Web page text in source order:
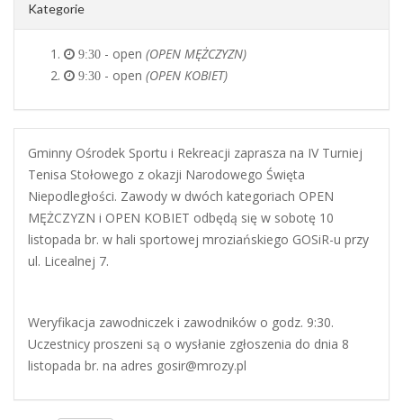
Kategorie
9:30 - open (OPEN MĘŻCZYZN)
9:30 - open (OPEN KOBIET)
Gminny Ośrodek Sportu i Rekreacji zaprasza na IV Turniej
Tenisa Stołowego z okazji Narodowego Święta
Niepodległości. Zawody w dwóch kategoriach OPEN
MĘŻCZYZN i OPEN KOBIET odbędą się w sobotę 10
listopada br. w hali sportowej mroziańskiego GOSiR-u przy
ul. Licealnej 7.
Weryfikacja zawodniczek i zawodników o godz. 9:30.
Uczestnicy proszeni są o wysłanie zgłoszenia do dnia 8
listopada br. na adres gosir@mrozy.pl